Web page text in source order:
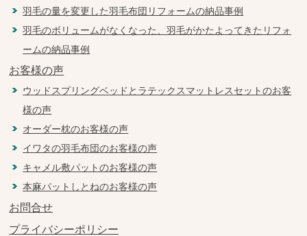
羽毛の量を変更した羽毛布団リフォームの納品事例
羽毛のボリュームがなくなった、羽毛がかたよってきたリフォ
ームの納品事例
お客様の声
ウッドスプリングベッドとラテックスマットレスセットのお客
様の声
オーダー枕のお客様の声
イワタの羽毛布団のお客様の声
キャメル敷パットのお客様の声
本麻パットしとねのお客様の声
お問合せ
プライバシーポリシー